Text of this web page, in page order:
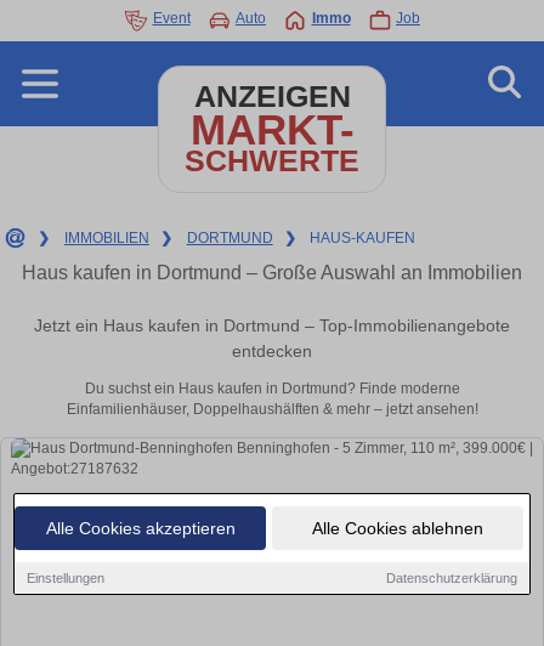
Alle Cookies akzeptieren Alle Cookies ablehnen
Einstellungen Datenschutzerklärung
Event Auto Immo Job
ANZEIGEN
MARKT-
SCHWERTE
❯ IMMOBILIEN ❯ DORTMUND ❯ HAUS-KAUFEN
Haus kaufen in Dortmund – Große Auswahl an Immobilien
Jetzt ein Haus kaufen in Dortmund – Top-Immobilienangebote
entdecken
Du suchst ein Haus kaufen in Dortmund? Finde moderne
Einfamilienhäuser, Doppelhaushälften & mehr – jetzt ansehen!